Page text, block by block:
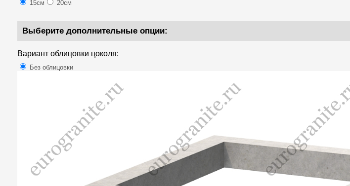
15см 20см
Выберите дополнительные опции:
Вариант облицовки цоколя:
Без облицовки